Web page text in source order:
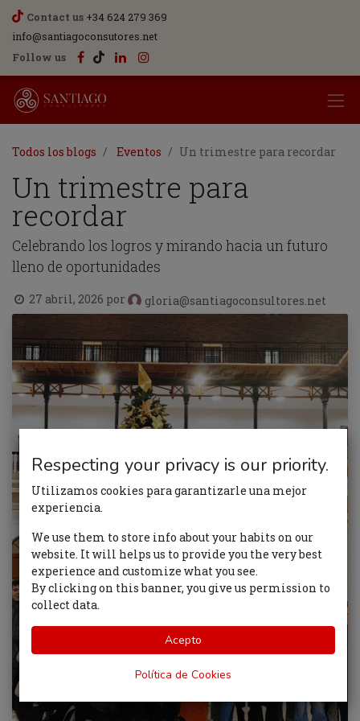
Contact us +34 624 279 369
info@santiagoconsutores.net
Follow us
Todos los blogs Eventos Un trimestre para recordar
Un trimestre para
recordar
Celebrando los logros y mirando hacia un futuro
lleno de oportunidades
27 abril, 2026 por gloria@santiagoconsultores.net
Respecting your privacy is our priority.
Utilizamos cookies para garantizarle una mejor
experiencia.
We use them to store info about your habits on our
website. It will helps us to provide you the very best
experience and customize what you see.
By clicking on this banner, you give us permission to
collect data.
Acepto
Política de Cookies